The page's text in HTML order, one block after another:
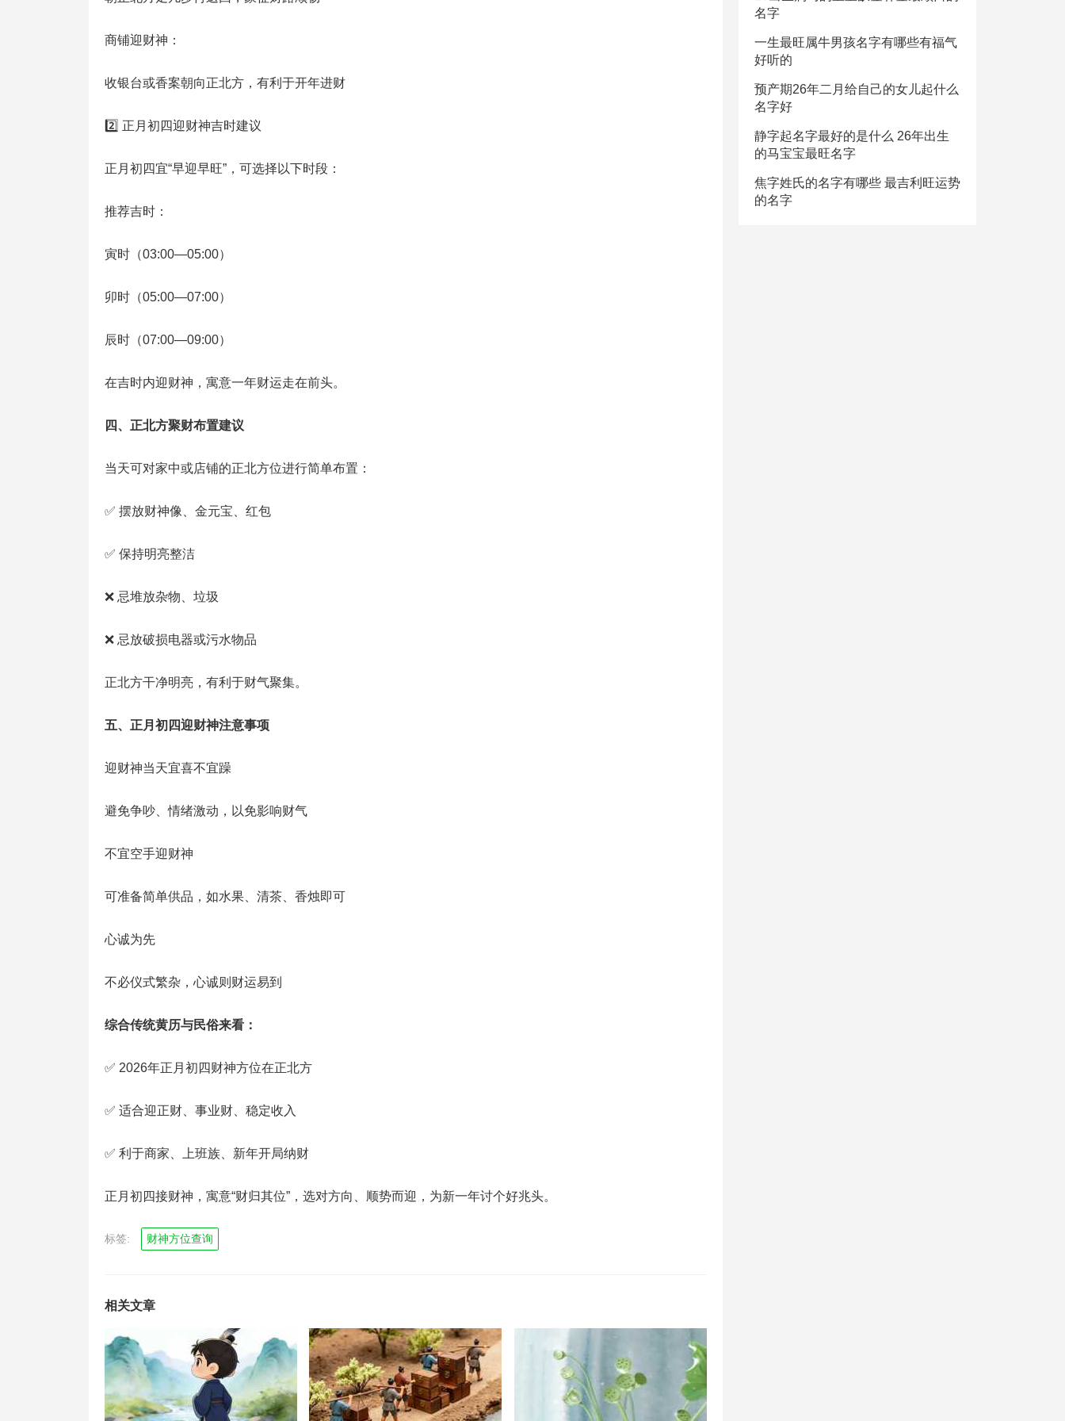
商铺迎财神：
收银台或香案朝向正北方，有利于开年进财
2️⃣ 正月初四迎财神吉时建议
正月初四宜“早迎早旺”，可选择以下时段：
推荐吉时：
寅时（03:00—05:00）
卯时（05:00—07:00）
辰时（07:00—09:00）
在吉时内迎财神，寓意一年财运走在前头。
四、正北方聚财布置建议
当天可对家中或店铺的正北方位进行简单布置：
✅ 摆放财神像、金元宝、红包
✅ 保持明亮整洁
❌ 忌堆放杂物、垃圾
❌ 忌放破损电器或污水物品
正北方干净明亮，有利于财气聚集。
五、正月初四迎财神注意事项
迎财神当天宜喜不宜躁
避免争吵、情绪激动，以免影响财气
不宜空手迎财神
可准备简单供品，如水果、清茶、香烛即可
心诚为先
不必仪式繁杂，心诚则财运易到
综合传统黄历与民俗来看：
✅ 2026年正月初四财神方位在正北方
✅ 适合迎正财、事业财、稳定收入
✅ 利于商家、上班族、新年开局纳财
正月初四接财神，寓意“财归其位”，选对方向、顺势而迎，为新一年讨个好兆头。
标签: 财神方位查询
相关文章
名字
一生最旺属牛男孩名字有哪些有福气
好听的
预产期26年二月给自己的女儿起什么
名字好
静字起名字最好的是什么 26年出生
的马宝宝最旺名字
焦字姓氏的名字有哪些 最吉利旺运势
的名字